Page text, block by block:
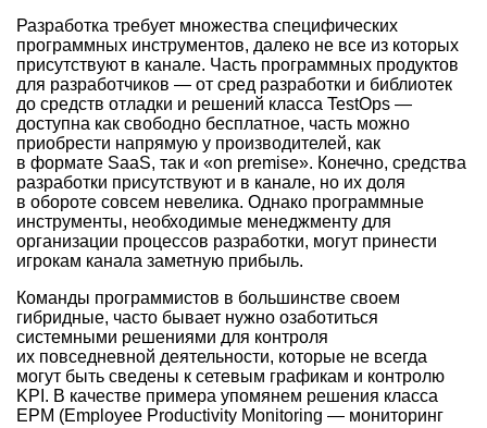
Разработка требует множества специфических
программных инструментов, далеко не все из которых
присутствуют в канале. Часть программных продуктов
для разработчиков — от сред разработки и библиотек
до средств отладки и решений класса TestOps —
доступна как свободно бесплатное, часть можно
приобрести напрямую у производителей, как
в формате SaaS, так и «on premise». Конечно, средства
разработки присутствуют и в канале, но их доля
в обороте совсем невелика. Однако программные
инструменты, необходимые менеджменту для
организации процессов разработки, могут принести
игрокам канала заметную прибыль.
Команды программистов в большинстве своем
гибридные, часто бывает нужно озаботиться
системными решениями для контроля
их повседневной деятельности, которые не всегда
могут быть сведены к сетевым графикам и контролю
KPI. В качестве примера упомянем решения класса
EPM (Employee Productivity Monitoring — мониторинг